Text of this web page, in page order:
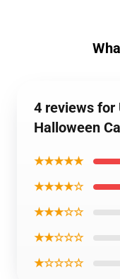
4 reviews for
Halloween
★★★★★
★★★★☆
★★★☆☆
★★☆☆☆
★☆☆☆☆